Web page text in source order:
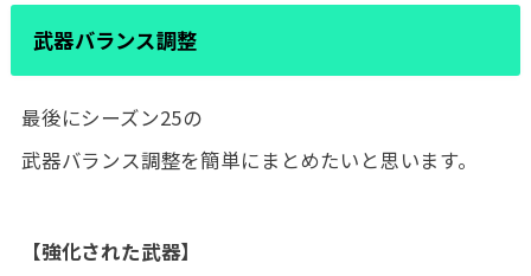
武器バランス調整
最後にシーズン25の
武器バランス調整を簡単にまとめたいと思います。
【強化された武器】